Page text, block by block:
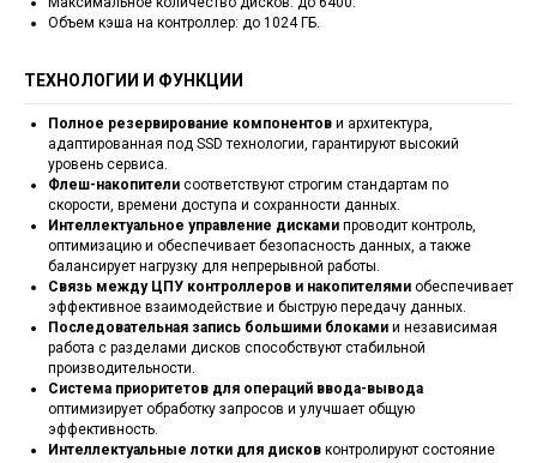
Объем кэша на контроллер: до 1024 ГБ.
ТЕХНОЛОГИИ И ФУНКЦИИ
Полное резервирование компонентов и архитектура,
адаптированная под SSD технологии, гарантируют высокий
уровень сервиса.
Флеш-накопители соответствуют строгим стандартам по
скорости, времени доступа и сохранности данных.
Интеллектуальное управление дисками проводит контроль,
оптимизацию и обеспечивает безопасность данных, а также
балансирует нагрузку для непрерывной работы.
Связь между ЦПУ контроллеров и накопителями обеспечивает
эффективное взаимодействие и быструю передачу данных.
Последовательная запись большими блоками и независимая
работа с разделами дисков способствуют стабильной
производительности.
Система приоритетов для операций ввода-вывода
оптимизирует обработку запросов и улучшает общую
эффективность.
Интеллектуальные лотки для дисков контролируют состояние